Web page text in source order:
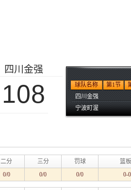
四川金强
108 球队名称 第1节
四川金强
宁波町渥
二分 三分 罚球
篮
0/0 0/0 0/0 0-